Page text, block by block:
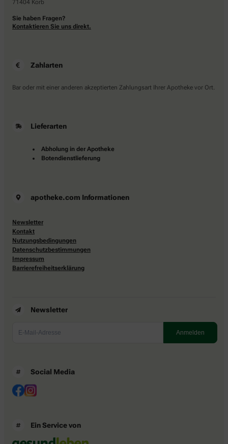
71404 Korb
Sie haben Fragen?
Kontaktieren Sie uns direkt.
Zahlarten
Bar oder mit einer anderen akzeptierten Zahlungsart Ihrer Apotheke vor Ort.
Lieferarten
Abholung in der Apotheke
Botendienstlieferung
apotheke.com Informationen
Newsletter
Kontakt
Nutzungsbedingungen
Datenschutzbestimmungen
Impressum
Barrierefreiheitserklärung
Newsletter
Social Media
Ein Service von